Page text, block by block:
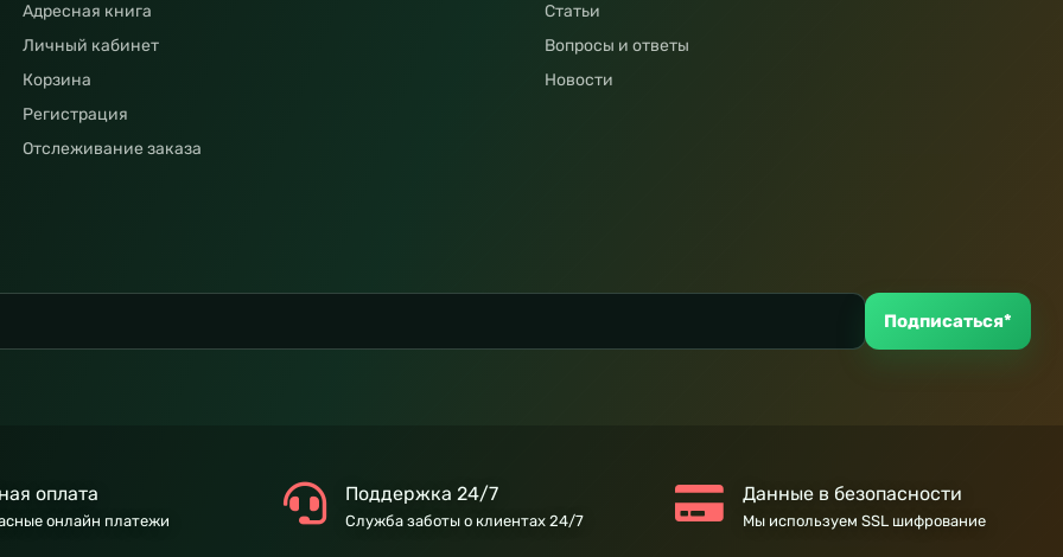
Адресная книга
Личный кабинет
Корзина
Регистрация
Отслеживание заказа
Статьи
Вопросы и ответы
Новости
Подписаться*
оплата
онлайн платежи
Поддержка 24/7
Служба заботы о клиентах 24/7
Данные в безопасности
Мы используем SSL шифрование